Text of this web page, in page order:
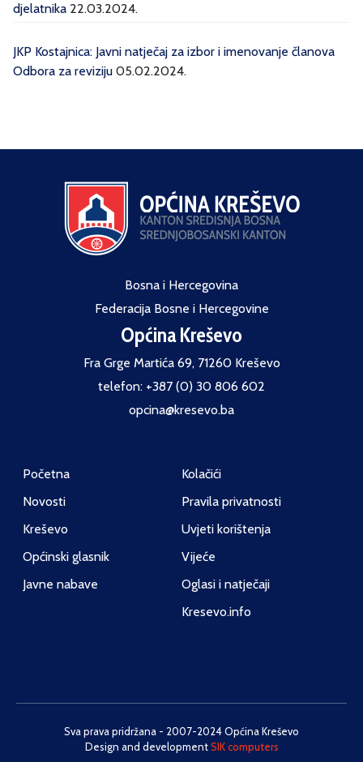
djelatnika 22.03.2024.
JKP Kostajnica: Javni natječaj za izbor i imenovanje članova
Odbora za reviziju 05.02.2024.
Bosna i Hercegovina
Federacija Bosne i Hercegovine
Općina Kreševo
Fra Grge Martića 69, 71260 Kreševo
telefon: +387 (0) 30 806 602
opcina@kresevo.ba
Početna
Novosti
Kreševo
Općinski glasnik
Javne nabave
Kolačići
Pravila privatnosti
Uvjeti korištenja
Vijeće
Oglasi i natječaji
Kresevo.info
Sva prava pridržana - 2007-2024 Općina Kreševo
Design and developmentSIK computers